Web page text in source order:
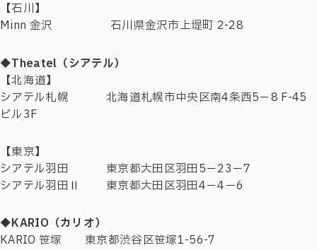
【石川】
Minn 金沢 石川県金沢市上堤町 2-28
◆Theatel（シアテル）
【北海道】
シアテル札幌 北海道札幌市中央区南4条西5−8 F-45
ビル3F
【東京】
シアテル羽田 東京都大田区羽田5−23−7
シアテル羽田Ⅱ 東京都大田区羽田4−4−6
◆KARIO（カリオ）
KARIO 笹塚 東京都渋谷区笹塚1-56-7